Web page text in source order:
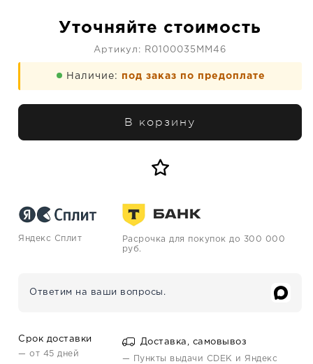
Уточняйте стоимость
Артикул: R0100035MM46
Наличие: под заказ по предоплате
В корзину
Яндекс Сплит
Расрочка для покупок до 300 000
руб.
Ответим на ваши вопросы.
Срок доставки
— от 45 дней
Доставка, самовывоз
— Пункты выдачи CDEK и Яндекс